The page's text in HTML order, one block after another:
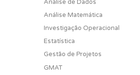
Análise de Dados
Análise Matemática
Investigação Operacional
Estatística
Gestão de Projetos
GMAT